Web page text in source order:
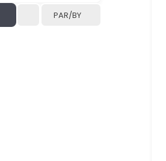
PAR/BY